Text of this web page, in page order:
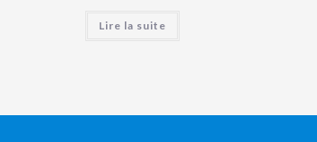
Lire la suite